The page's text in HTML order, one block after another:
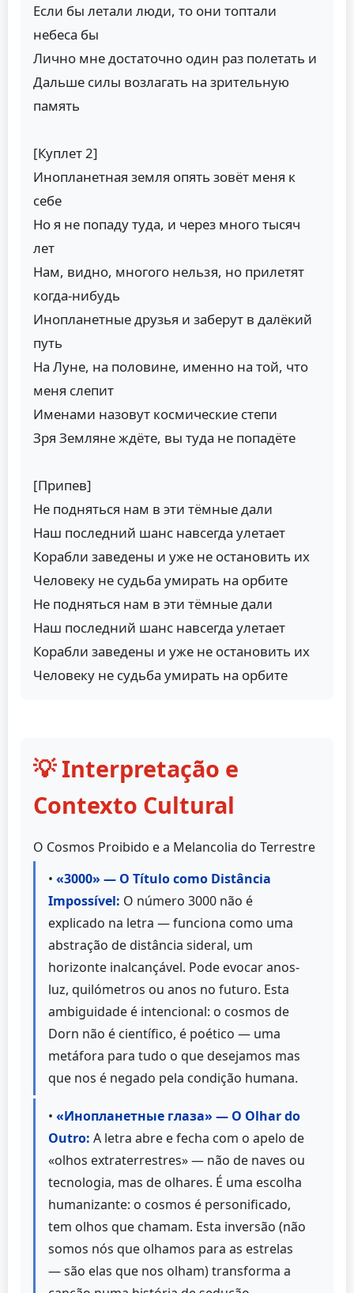
Если бы летали люди, то они топтали
небеса бы
Лично мне достаточно один раз полетать и
Дальше силы возлагать на зрительную
память
[Куплет 2]
Инопланетная земля опять зовёт меня к
себе
Но я не попаду туда, и через много тысяч
лет
Нам, видно, многого нельзя, но прилетят
когда-нибудь
Инопланетные друзья и заберут в далёкий
путь
На Луне, на половине, именно на той, что
меня слепит
Именами назовут космические степи
Зря Земляне ждёте, вы туда не попадёте
[Припев]
Не подняться нам в эти тёмные дали
Наш последний шанс навсегда улетает
Корабли заведены и уже не остановить их
Человеку не судьба умирать на орбите
Не подняться нам в эти тёмные дали
Наш последний шанс навсегда улетает
Корабли заведены и уже не остановить их
Человеку не судьба умирать на орбите
💡 Interpretação e
Contexto Cultural
O Cosmos Proibido e a Melancolia do Terrestre
• «3000» — O Título como Distância
Impossível: O número 3000 não é
explicado na letra — funciona como uma
abstração de distância sideral, um
horizonte inalcançável. Pode evocar anos-
luz, quilómetros ou anos no futuro. Esta
ambiguidade é intencional: o cosmos de
Dorn não é científico, é poético — uma
metáfora para tudo o que desejamos mas
que nos é negado pela condição humana.
• «Инопланетные глаза» — O Olhar do
Outro: A letra abre e fecha com o apelo de
«olhos extraterrestres» — não de naves ou
tecnologia, mas de olhares. É uma escolha
humanizante: o cosmos é personificado,
tem olhos que chamam. Esta inversão (não
somos nós que olhamos para as estrelas
— são elas que nos olham) transforma a